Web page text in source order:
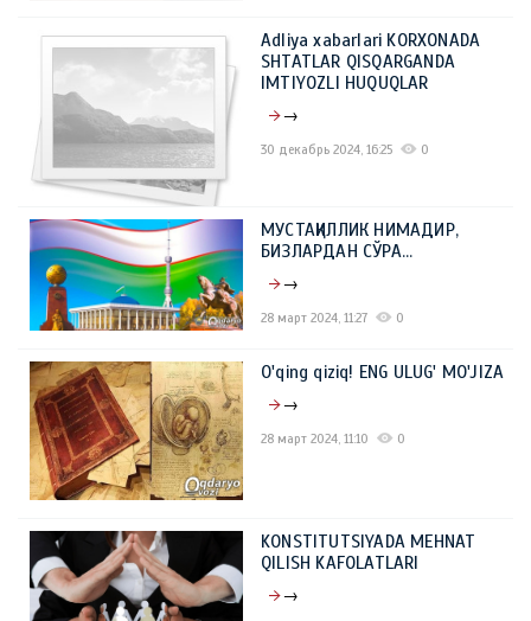
Adliya xabarlari KORXONADA
SHTATLAR QISQARGANDA
IMTIYOZLI HUQUQLAR
→
30 декабрь 2024, 16:25 0
МУСТАҚИЛЛИК НИМАДИР,
БИЗЛАРДАН СЎРА…
→
28 март 2024, 11:27 0
O'qing qiziq! ENG ULUG' MO'JIZA
→
28 март 2024, 11:10 0
KONSTITUTSIYADA MEHNAT
QILISH KAFOLATLARI
→